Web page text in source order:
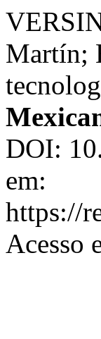
Martín;
DOI:
em:
https://
Acesso